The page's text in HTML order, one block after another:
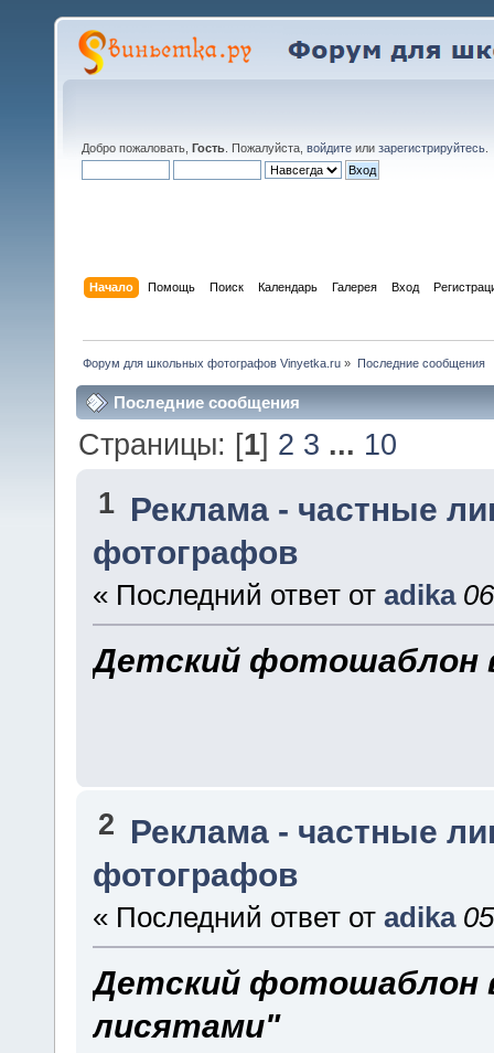
Добро пожаловать, Гость . Пожалуйста, войдите или зарегистрируйтесь
Начало Помощь Поиск Календарь Галерея Вход
Форум для школьных фотографов Vinyetka.ru » Последние сообщения
Последние сообщения
Страницы: [1] 2 3 ... 10
1 Реклама - частные
фотографов
« Последний ответ от adika
Детский фотошаблон
2 Реклама - частные
фотографов
« Последний ответ от adika
Детский фотошаблон
лисятами"